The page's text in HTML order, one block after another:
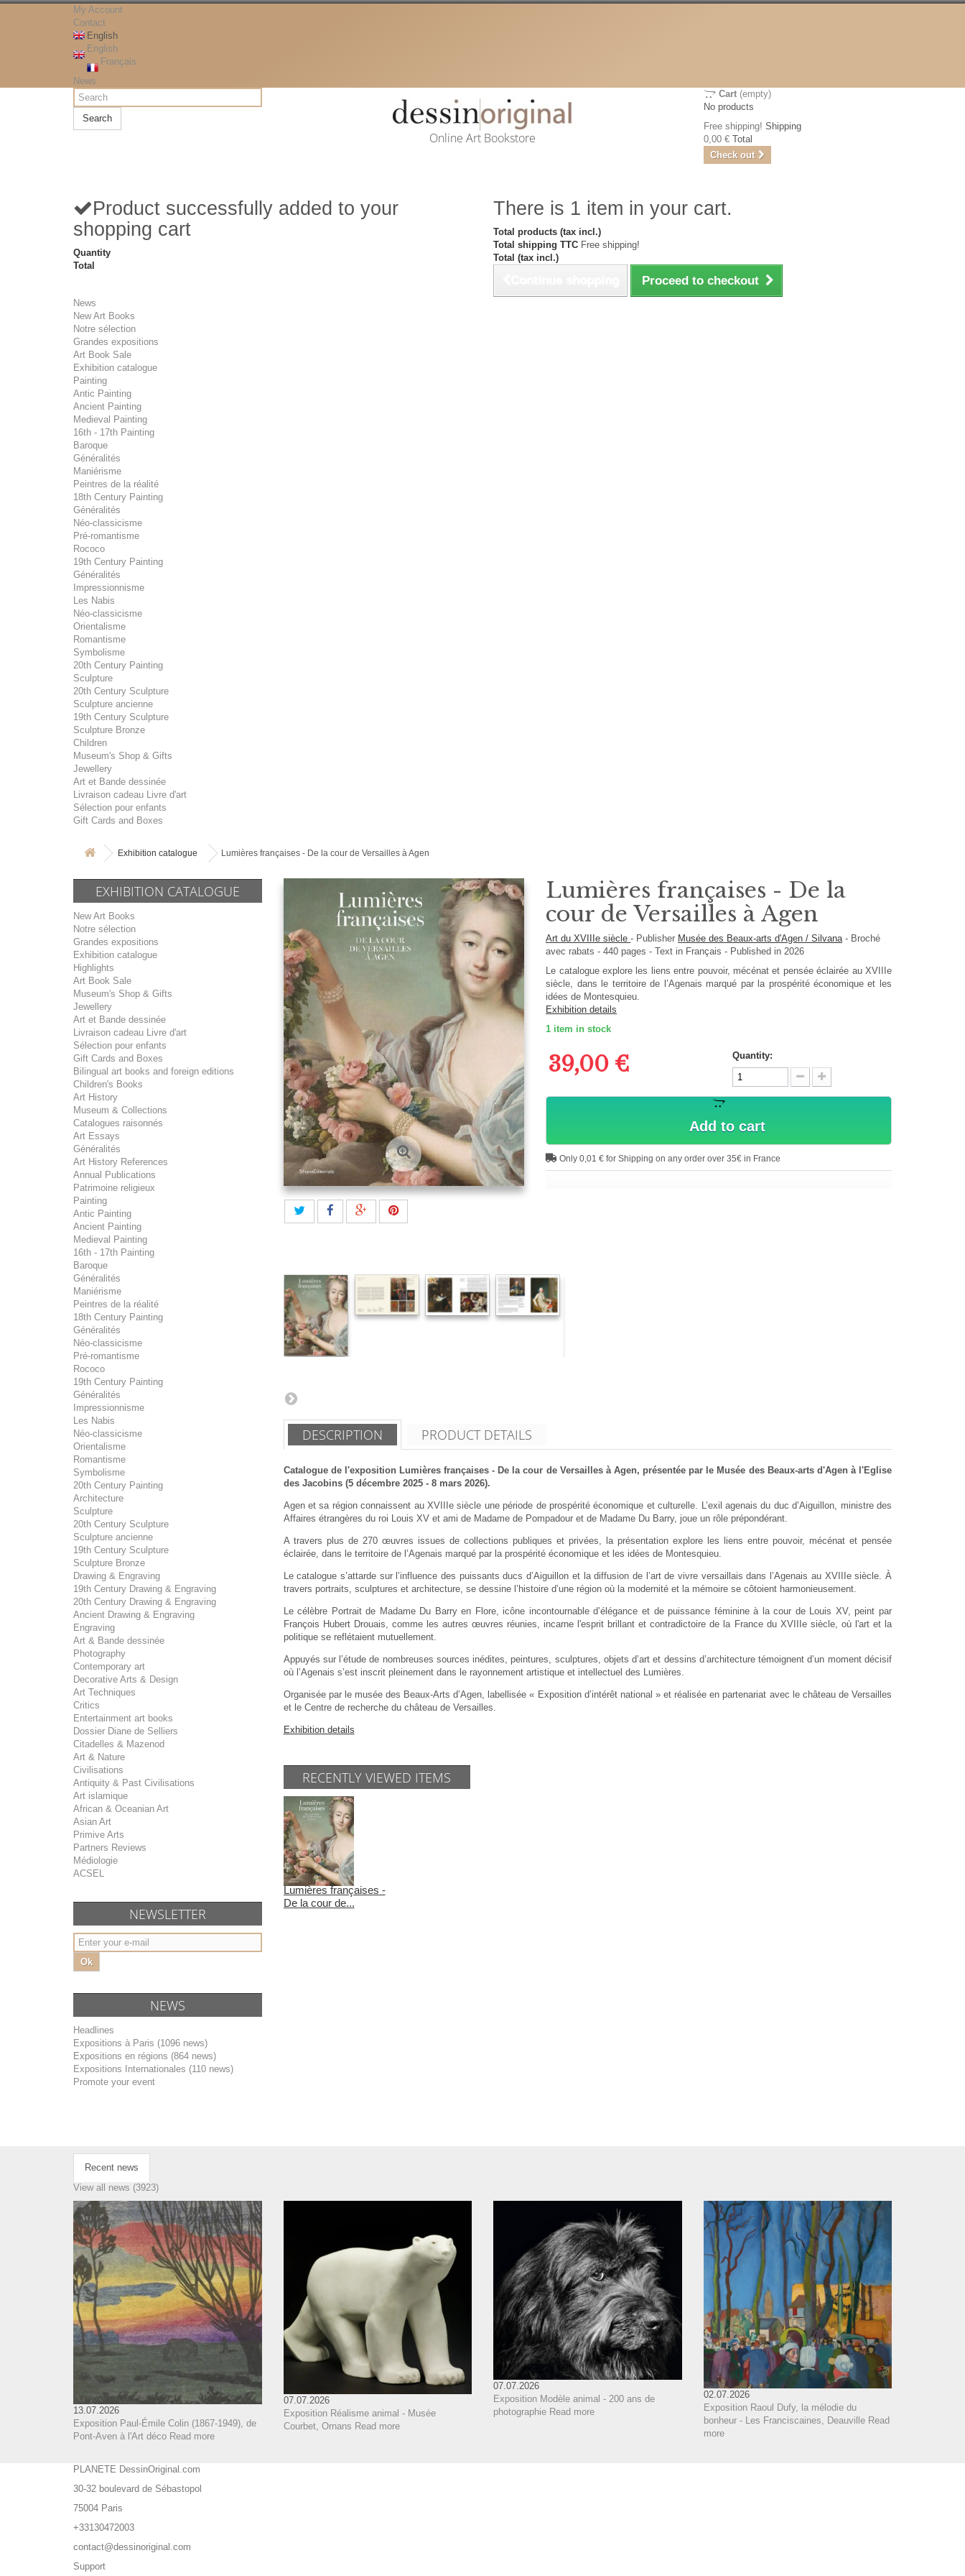
My Account
Contact
English
English
Français
News
Search
Online Art Bookstore
Cart (empty)
No products
Free shipping! Shipping
0,00 € Total
Check out
Product successfully added to your
shopping cart
Quantity
Total
There is 1 item in your cart.
Total products (tax incl.)
Total shipping TTC Free shipping!
Total (tax incl.)
Proceed to checkout
News
New Art Books
Notre sélection
Grandes expositions
Art Book Sale
Exhibition catalogue
Painting
Antic Painting
Ancient Painting
Medieval Painting
16th - 17th Painting
Baroque
Généralités
Maniérisme
Peintres de la réalité
18th Century Painting
Généralités
Néo-classicisme
Pré-romantisme
Rococo
19th Century Painting
Généralités
Impressionnisme
Les Nabis
Néo-classicisme
Orientalisme
Romantisme
Symbolisme
20th Century Painting
Sculpture
20th Century Sculpture
Sculpture ancienne
19th Century Sculpture
Sculpture Bronze
Children
Museum's Shop & Gifts
Jewellery
Art et Bande dessinée
Livraison cadeau Livre d'art
Sélection pour enfants
Gift Cards and Boxes
Exhibition catalogue Lumières françaises - De la cour de Versailles à Agen
EXHIBITION CATALOGUE
New Art Books
Notre sélection
Grandes expositions
Exhibition catalogue
Highlights
Art Book Sale
Museum's Shop & Gifts
Jewellery
Art et Bande dessinée
Livraison cadeau Livre d'art
Sélection pour enfants
Gift Cards and Boxes
Bilingual art books and foreign editions
Children's Books
Art History
Museum & Collections
Catalogues raisonnés
Art Essays
Généralités
Art History References
Annual Publications
Patrimoine religieux
Painting
Antic Painting
Ancient Painting
Medieval Painting
16th - 17th Painting
Baroque
Généralités
Maniérisme
Peintres de la réalité
18th Century Painting
Généralités
Néo-classicisme
Pré-romantisme
Rococo
19th Century Painting
Généralités
Impressionnisme
Les Nabis
Néo-classicisme
Orientalisme
Romantisme
Symbolisme
20th Century Painting
Architecture
Sculpture
20th Century Sculpture
Sculpture ancienne
19th Century Sculpture
Sculpture Bronze
Drawing & Engraving
19th Century Drawing & Engraving
20th Century Drawing & Engraving
Ancient Drawing & Engraving
Engraving
Art & Bande dessinée
Photography
Contemporary art
Decorative Arts & Design
Art Techniques
Critics
Entertainment art books
Dossier Diane de Selliers
Citadelles & Mazenod
Art & Nature
Civilisations
Antiquity & Past Civilisations
Art islamique
African & Oceanian Art
Asian Art
Primive Arts
Partners Reviews
Médiologie
ACSEL
NEWSLETTER
Ok
NEWS
Headlines
Expositions à Paris (1096 news)
Expositions en régions (864 news)
Expositions Internationales (110 news)
Promote your event
Lumières françaises - De la
cour de Versailles à Agen
Art du XVIIIe siècle- Publisher Musée des Beaux-arts d'Agen / Silvana - Broché
avec rabats-440pages -Text in Français- Published in 2026
Le catalogue explore les liens entre pouvoir, mécénat et pensée éclairée au XVIIIe
siècle, dans le territoire de l’Agenais marqué par la prospérité économique et les
idées de Montesquieu.
Exhibition details
1 item in stock
39,00 € Quantity:
Add to cart
Only 0,01 € for Shipping on any order over 35€ in France
DESCRIPTION PRODUCT DETAILS
Catalogue de l'exposition Lumières françaises - De la cour de Versailles à Agen, présentée par le Musée des Beaux-arts d'Agen à l'Eglise
des Jacobins (5 décembre 2025 - 8 mars 2026).
Agen et sa région connaissent au XVIIIe siècle une période de prospérité économique et culturelle. L’exil agenais du duc d’Aiguillon, ministre des
Affaires étrangères du roi Louis XV et ami de Madame de Pompadour et de Madame Du Barry, joue un rôle prépondérant.
A travers plus de 270 œuvres issues de collections publiques et privées, la présentation explore les liens entre pouvoir, mécénat et pensée
éclairée, dans le territoire de l’Agenais marqué par la prospérité économique et les idées de Montesquieu.
Le catalogue s’attarde sur l’influence des puissants ducs d’Aiguillon et la diffusion de l’art de vivre versaillais dans l’Agenais au XVIIIe siècle. À
travers portraits, sculptures et architecture, se dessine l’histoire d’une région où la modernité et la mémoire se côtoient harmonieusement.
Le célèbre Portrait de Madame Du Barry en Flore, icône incontournable d’élégance et de puissance féminine à la cour de Louis XV, peint par
François Hubert Drouais, comme les autres œuvres réunies, incarne l'esprit brillant et contradictoire de la France du XVIIIe siècle, où l'art et la
politique se reflétaient mutuellement.
Appuyés sur l’étude de nombreuses sources inédites, peintures, sculptures, objets d’art et dessins d’architecture témoignent d’un moment décisif
où l’Agenais s’est inscrit pleinement dans le rayonnement artistique et intellectuel des Lumières.
Organisée par le musée des Beaux-Arts d’Agen, labellisée « Exposition d’intérêt national » et réalisée en partenariat avec le château de Versailles
et le Centre de recherche du château de Versailles.
Exhibition details
RECENTLY VIEWED ITEMS
Lumières françaises -
De la cour de...
Recent news
View all news (3923)
13.07.2026
Exposition Paul-Émile Colin (1867-1949), de
Pont-Aven à l'Art déco Read more
07.07.2026
Exposition Réalisme animal - Musée
Courbet, Ornans Read more
07.07.2026
Exposition Modèle animal - 200 ans de
photographie Read more
02.07.2026
Exposition Raoul Dufy, la mélodie du
bonheur - Les Franciscaines, Deauville Read
more
PLANETE DessinOriginal.com
30-32 boulevard de Sébastopol
75004 Paris
+33130472003
contact@dessinoriginal.com
Support